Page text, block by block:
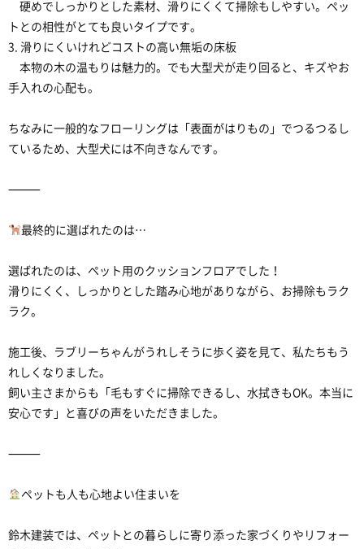
硬めでしっかりとした素材、滑りにくくて掃除もしやすい。ペッ
トとの相性がとても良いタイプです。
3. 滑りにくいけれどコストの高い無垢の床板
本物の木の温もりは魅力的。でも大型犬が走り回ると、キズやお
手入れの心配も。
ちなみに一般的なフローリングは「表面がはりもの」でつるつるし
ているため、大型犬には不向きなんです。
⸻
最終的に選ばれたのは…
選ばれたのは、ペット用のクッションフロアでした！
滑りにくく、しっかりとした踏み心地がありながら、お掃除もラク
ラク。
施工後、ラブリーちゃんがうれしそうに歩く姿を見て、私たちもう
れしくなりました。
飼い主さまからも「毛もすぐに掃除できるし、水拭きもOK。本当に
安心です」と喜びの声をいただきました。
⸻
ペットも人も心地よい住まいを
鈴木建装では、ペットとの暮らしに寄り添った家づくりやリフォー